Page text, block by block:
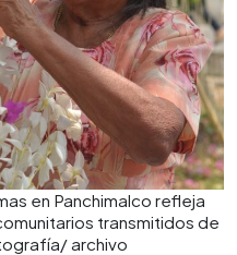
en Panchimalco refleja
transmitidos de
archivo